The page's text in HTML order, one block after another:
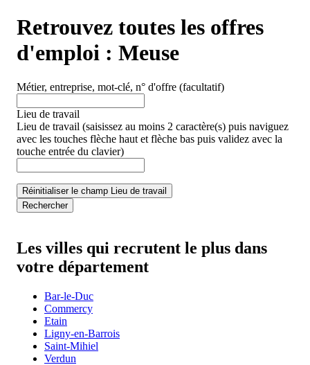
Retrouvez toutes les offres
d'emploi : Meuse
Métier, entreprise, mot-clé, n° d'offre (facultatif)
Lieu de travail
Lieu de travail (saisissez au moins 2 caractère(s) puis naviguez
avec les touches flèche haut et flèche bas puis validez avec la
touche entrée du clavier)
Réinitialiser le champ Lieu de travail
Rechercher
Les villes qui recrutent le plus dans
votre département
Bar-le-Duc
Commercy
Etain
Ligny-en-Barrois
Saint-Mihiel
Verdun